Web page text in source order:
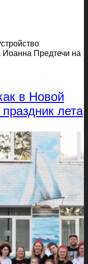
Иоанна Предтечи на
в Новой
лета